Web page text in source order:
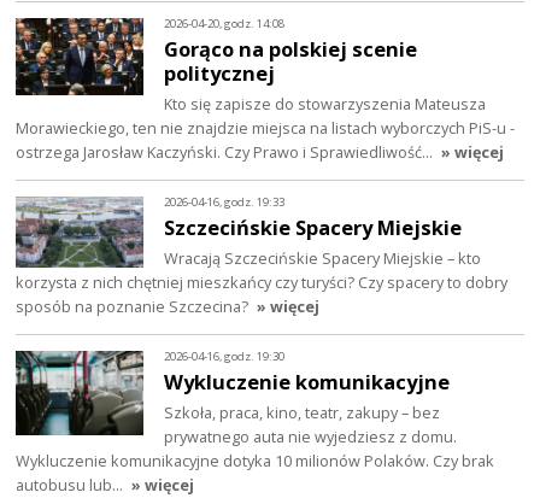
2026-04-20, godz. 14:08
Gorąco na polskiej scenie
politycznej
Kto się zapisze do stowarzyszenia Mateusza
Morawieckiego, ten nie znajdzie miejsca na listach wyborczych PiS-u -
ostrzega Jarosław Kaczyński. Czy Prawo i Sprawiedliwość… » więcej
2026-04-16, godz. 19:33
Szczecińskie Spacery Miejskie
Wracają Szczecińskie Spacery Miejskie – kto
korzysta z nich chętniej mieszkańcy czy turyści? Czy spacery to dobry
sposób na poznanie Szczecina? » więcej
2026-04-16, godz. 19:30
Wykluczenie komunikacyjne
Szkoła, praca, kino, teatr, zakupy – bez
prywatnego auta nie wyjedziesz z domu.
Wykluczenie komunikacyjne dotyka 10 milionów Polaków. Czy brak
autobusu lub… » więcej